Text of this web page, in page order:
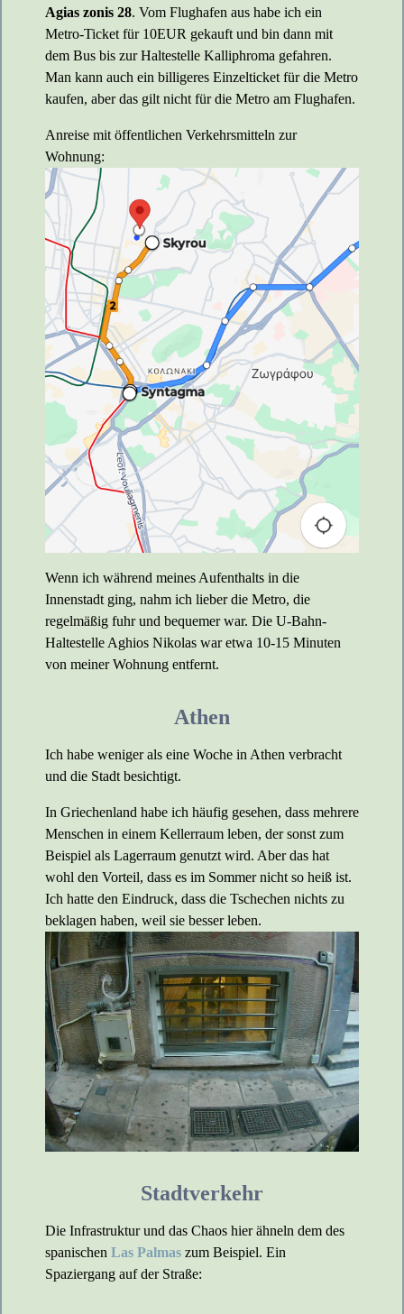
Agias zonis 28. Vom Flughafen aus habe ich ein
Metro-Ticket für 10EUR gekauft und bin dann mit
dem Bus bis zur Haltestelle Kalliphroma gefahren.
Man kann auch ein billigeres Einzelticket für die Metro
kaufen, aber das gilt nicht für die Metro am Flughafen.
Anreise mit öffentlichen Verkehrsmitteln zur
Wohnung:
Wenn ich während meines Aufenthalts in die
Innenstadt ging, nahm ich lieber die Metro, die
regelmäßig fuhr und bequemer war. Die U-Bahn-
Haltestelle Aghios Nikolas war etwa 10-15 Minuten
von meiner Wohnung entfernt.
Athen
Ich habe weniger als eine Woche in Athen verbracht
und die Stadt besichtigt.
In Griechenland habe ich häufig gesehen, dass mehrere
Menschen in einem Kellerraum leben, der sonst zum
Beispiel als Lagerraum genutzt wird. Aber das hat
wohl den Vorteil, dass es im Sommer nicht so heiß ist.
Ich hatte den Eindruck, dass die Tschechen nichts zu
beklagen haben, weil sie besser leben.
Stadtverkehr
Die Infrastruktur und das Chaos hier ähneln dem des
spanischen Las Palmas zum Beispiel. Ein
Spaziergang auf der Straße: